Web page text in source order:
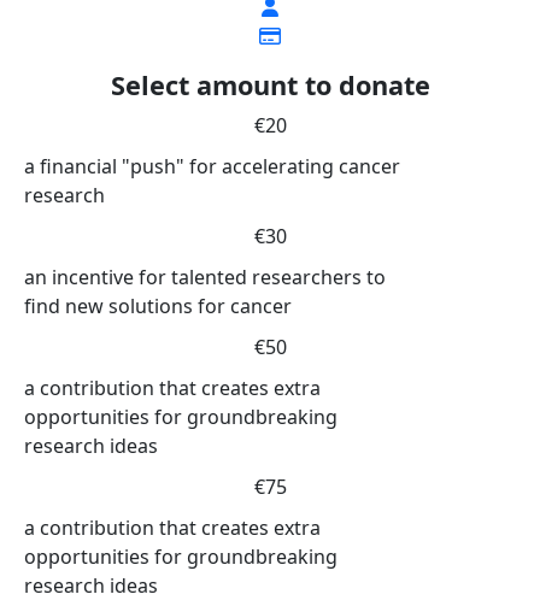
Select amount to donate
€20
a financial "push" for accelerating cancer
research
€30
an incentive for talented researchers to
find new solutions for cancer
€50
a contribution that creates extra
opportunities for groundbreaking
research ideas
€75
a contribution that creates extra
opportunities for groundbreaking
research ideas